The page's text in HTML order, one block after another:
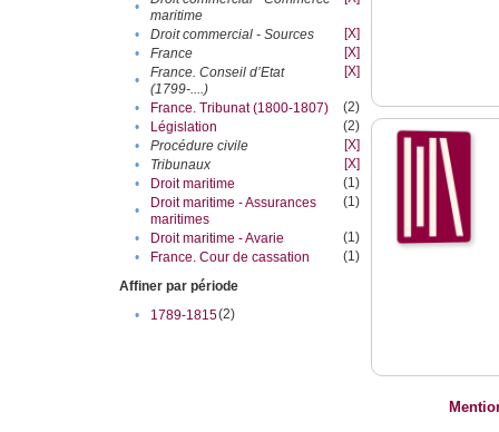
•
maritime
• Droit commercial - Sources
[X]
•
France
[X]
•
France. Conseil d’Etat
(1799-....)
[X]
• France. Tribunat (1800-1807)
(2)
•
Législation
(2)
•
Procédure civile
[X]
•
Tribunaux
[X]
•
Droit maritime
(1)
•
Droit maritime - Assurances
maritimes
(1)
• Droit maritime - Avarie
(1)
•
France. Cour de cassation
(1)
Affiner par période
•
1789-1815(2)